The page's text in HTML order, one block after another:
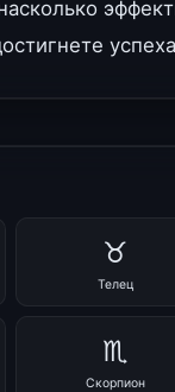
♉
Телец
♏
Скорпион